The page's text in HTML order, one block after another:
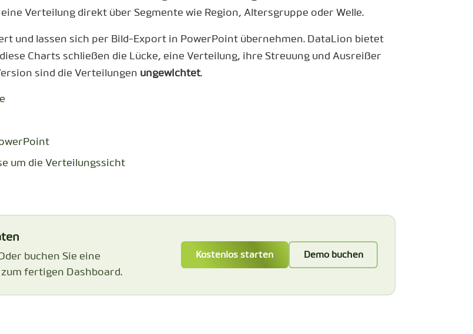
Verteilung direkt über Segmente wie Region, Altersgruppe oder Welle.
und lassen sich per Bild-Export in PowerPoint übernehmen. DataLion bietet
Charts schließen die Lücke, eine Verteilung, ihre Streuung und Ausreißer
sind die Verteilungen ungewichtet.
um die Verteilungssicht
buchen Sie eine
fertigen Dashboard.
Kostenlos starten Demo buchen